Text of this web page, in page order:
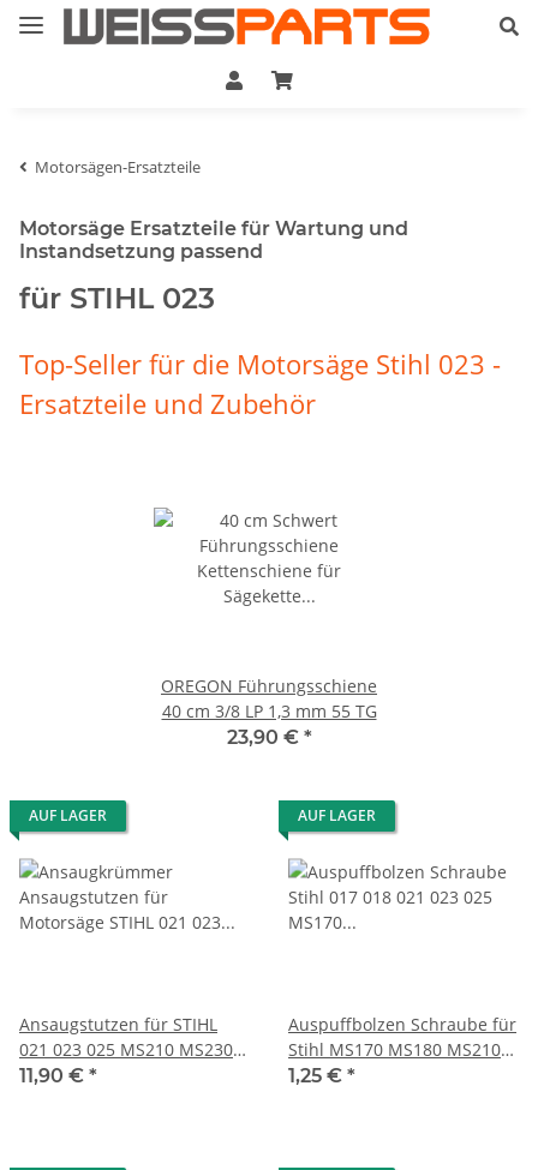
Motorsägen-Ersatzteile
Motorsäge Ersatzteile für Wartung und
Instandsetzung passend
für STIHL 023
Top-Seller für die Motorsäge Stihl 023 -
Ersatzteile und Zubehör
OREGON Führungsschiene
40 cm 3/8 LP 1,3 mm 55 TG
23,90 € *
AUF LAGER
Ansaugstutzen für STIHL
021 023 025 MS210 MS230
MS250
11,90 € *
AUF LAGER
Auspuffbolzen Schraube für
Stihl MS170 MS180 MS210
MS230 MS250
1,25 € *